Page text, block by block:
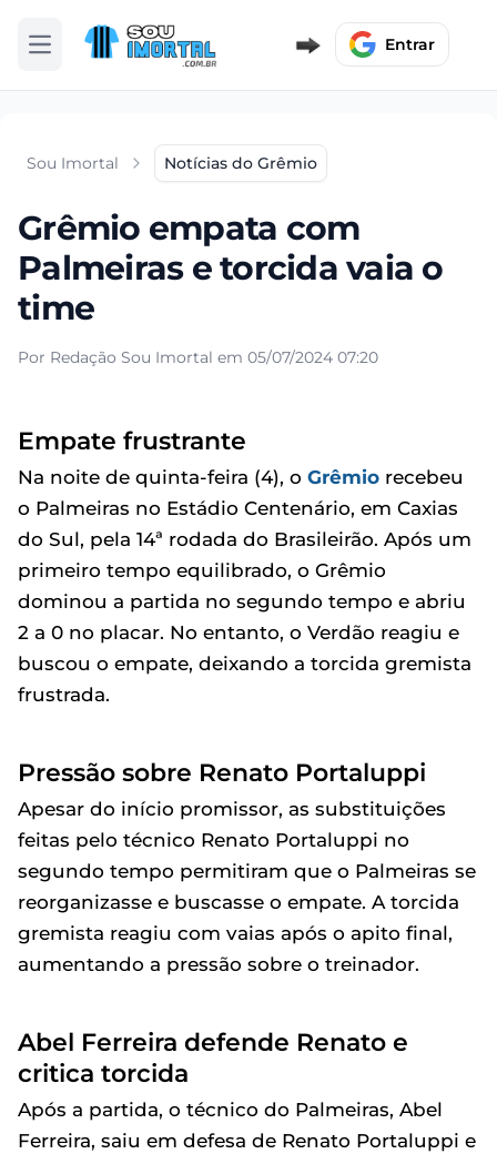
Abrir menu Entrar
Sou Imortal Notícias do Grêmio
Grêmio empata com
Palmeiras e torcida vaia o
time
Por Redação Sou Imortal em 05/07/2024 07:20
Empate frustrante
Na noite de quinta-feira (4), o Grêmio recebeu
o Palmeiras no Estádio Centenário, em Caxias
do Sul, pela 14ª rodada do Brasileirão. Após um
primeiro tempo equilibrado, o Grêmio
dominou a partida no segundo tempo e abriu
2 a 0 no placar. No entanto, o Verdão reagiu e
buscou o empate, deixando a torcida gremista
frustrada.
Pressão sobre Renato Portaluppi
Apesar do início promissor, as substituições
feitas pelo técnico Renato Portaluppi no
segundo tempo permitiram que o Palmeiras se
reorganizasse e buscasse o empate. A torcida
gremista reagiu com vaias após o apito final,
aumentando a pressão sobre o treinador.
Abel Ferreira defende Renato e
critica torcida
Após a partida, o técnico do Palmeiras, Abel
Ferreira, saiu em defesa de Renato Portaluppi e